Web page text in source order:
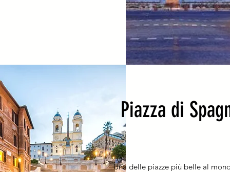
Piazza di
Una delle piazze più belle al